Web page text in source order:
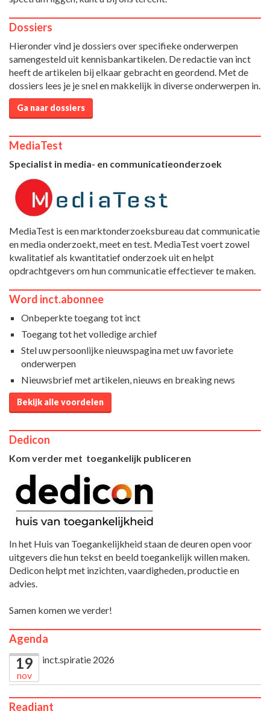
Dossiers
Hieronder vind je dossiers over specifieke onderwerpen
samengesteld uit kennisbankartikelen. De redactie van inct
heeft de artikelen bij elkaar gebracht en geordend. Met de
dossiers lees je je snel en makkelijk in diverse onderwerpen in.
Ga naar dossiers
MediaTest
Specialist in media- en communicatieonderzoek
MediaTest is een marktonderzoeksbureau dat communicatie
en media onderzoekt, meet en test. MediaTest voert zowel
kwalitatief als kwantitatief onderzoek uit en helpt
opdrachtgevers om hun communicatie effectiever te maken.
Word inct.abonnee
Onbeperkte toegang tot inct
Toegang tot het volledige archief
Stel uw persoonlijke nieuwspagina met uw favoriete
onderwerpen
Nieuwsbrief met artikelen, nieuws en breaking news
Bekijk alle voordelen
Dedicon
Kom verder met toegankelijk publiceren
In het Huis van Toegankelijkheid staan de deuren open voor
uitgevers die hun tekst en beeld toegankelijk willen maken.
Dedicon helpt met inzichten, vaardigheden, productie en
advies.
Samen komen we verder!
Agenda
19
nov
inct.spiratie 2026
Readiant